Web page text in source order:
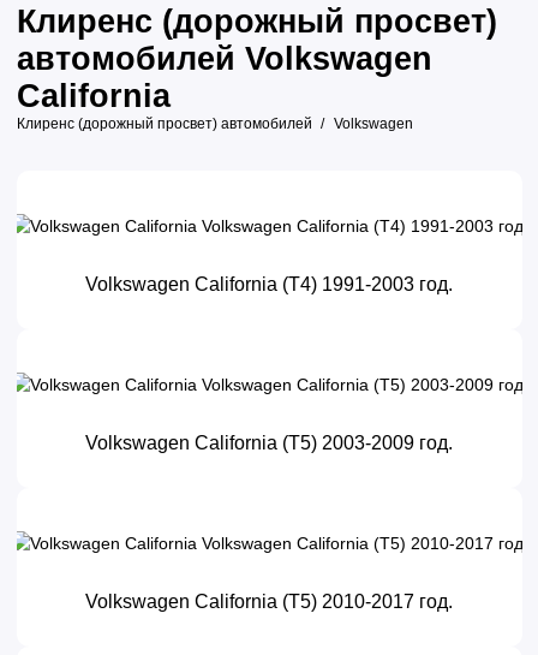
Клиренс (дорожный просвет)
автомобилей Volkswagen
California
Клиренс (дорожный просвет) автомобилей Volkswagen
Volkswagen California (T4) 1991-2003 год.
Volkswagen California (T5) 2003-2009 год.
Volkswagen California (T5) 2010-2017 год.